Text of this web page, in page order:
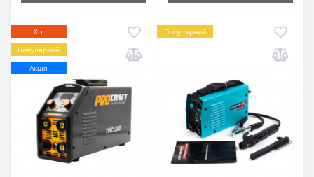
Хіт
Популярний
Акція
Популярний